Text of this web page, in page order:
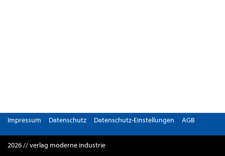
Impressum Datenschutz Datenschutz-Einstellungen AGB
2026 // verlag moderne industrie